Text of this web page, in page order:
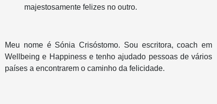
majestosamente felizes no outro.
Meu nome é Sónia Crisóstomo. Sou escritora, coach em
Wellbeing e Happiness e tenho ajudado pessoas de vários
países a encontrarem o caminho da felicidade.